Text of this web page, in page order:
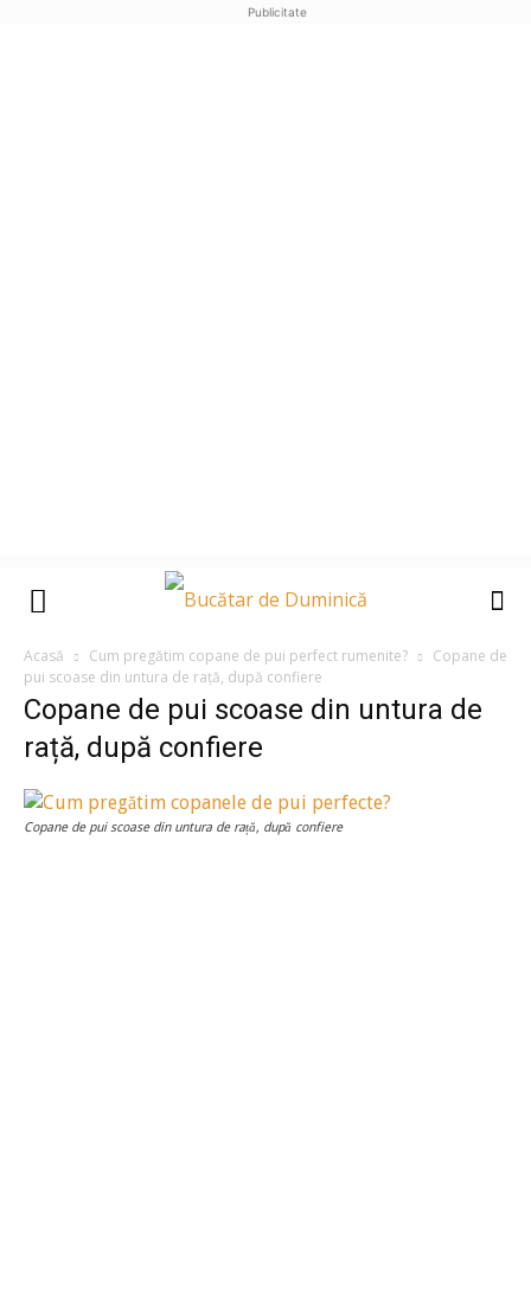
Publicitate
Acasă Cum pregătim copane de pui perfect rumenite?
Copane de
pui scoase din untura de rață, după confiere
Copane de pui scoase din untura de
rață, după confiere
Copane de pui scoase din untura de rață, după confiere